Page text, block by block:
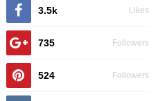
3.5k Likes
735 Followers
524 Followers